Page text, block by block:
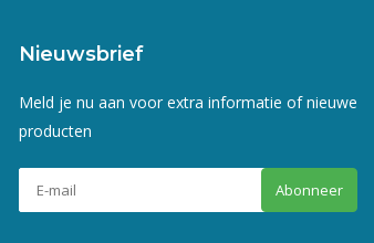
Nieuwsbrief
Meld je nu aan voor extra informatie of nieuwe
producten
Abonneer